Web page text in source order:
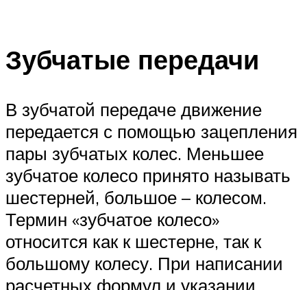
Зубчатые передачи
В зубчатой передаче движение
передается с помощью зацепления
пары зубчатых колес. Меньшее
зубчатое колесо принято называть
шестерней, большое – колесом.
Термин «зубчатое колесо»
относится как к шестерне, так к
большому колесу. При написании
расчетных формул и указании